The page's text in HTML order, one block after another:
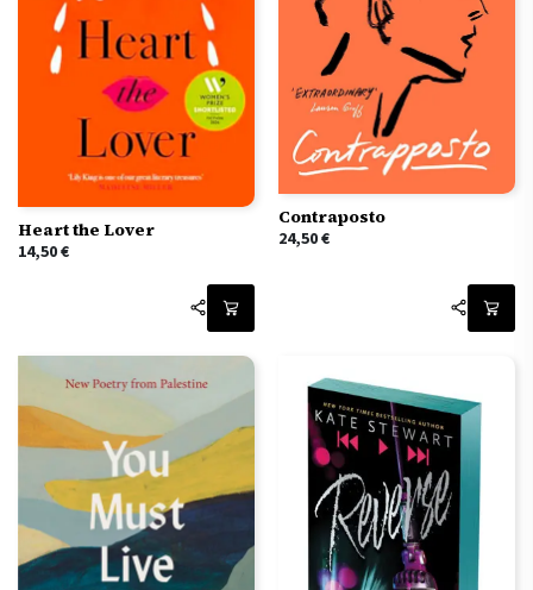
Heart the Lover
14,50€
Contraposto
24,50€